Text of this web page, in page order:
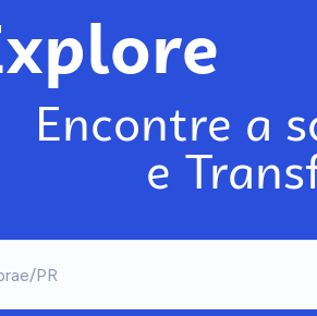
Explore
Encontre a
e